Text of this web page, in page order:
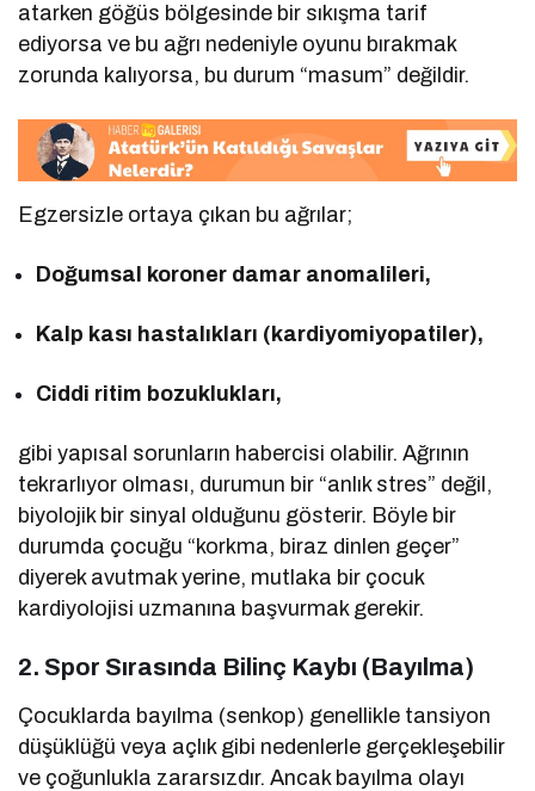
atarken göğüs bölgesinde bir sıkışma tarif
ediyorsa ve bu ağrı nedeniyle oyunu bırakmak
zorunda kalıyorsa, bu durum “masum” değildir.
Egzersizle ortaya çıkan bu ağrılar;
Doğumsal koroner damar anomalileri,
Kalp kası hastalıkları (kardiyomiyopatiler),
Ciddi ritim bozuklukları,
gibi yapısal sorunların habercisi olabilir. Ağrının
tekrarlıyor olması, durumun bir “anlık stres” değil,
biyolojik bir sinyal olduğunu gösterir. Böyle bir
durumda çocuğu “korkma, biraz dinlen geçer”
diyerek avutmak yerine, mutlaka bir çocuk
kardiyolojisi uzmanına başvurmak gerekir.
2. Spor Sırasında Bilinç Kaybı (Bayılma)
Çocuklarda bayılma (senkop) genellikle tansiyon
düşüklüğü veya açlık gibi nedenlerle gerçekleşebilir
ve çoğunlukla zararsızdır. Ancak bayılma olayı